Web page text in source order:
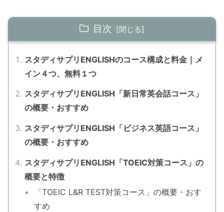
目次
スタディサプリENGLISHのコース構成と料金｜メ
イン４つ、無料１つ
スタディサプリENGLISH「新日常英会話コース」
の概要・おすすめ
スタディサプリENGLISH「ビジネス英語コース」
の概要・おすすめ
スタディサプリENGLISH「TOEIC対策コース」の
概要と特徴
「TOEIC L&R TEST対策コース」の概要・おす
すめ